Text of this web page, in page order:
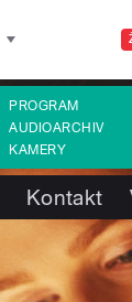
PROGRAM
AUDIOARCHIV
KAMERY
Kontakt